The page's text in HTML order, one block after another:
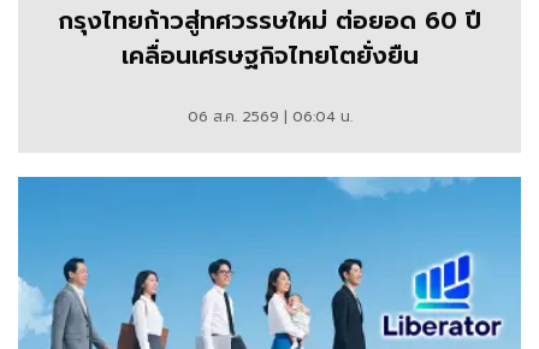
กรุงไทยก้าวสู่ทศวรรษใหม่ ต่อยอด 60 ปี
เคลื่อนเศรษฐกิจไทยโตยั่งยืน
06 ส.ค. 2569 | 06:04 น.